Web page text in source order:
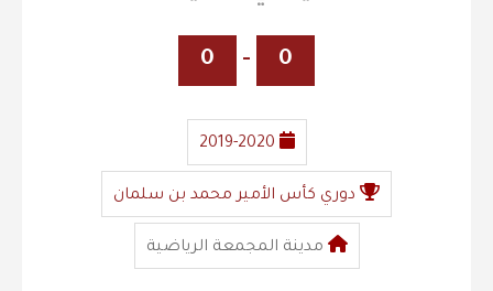
0
-
0
2019-2020
دوري كأس الأمير محمد بن سلمان
مدينة المجمعة الرياضية